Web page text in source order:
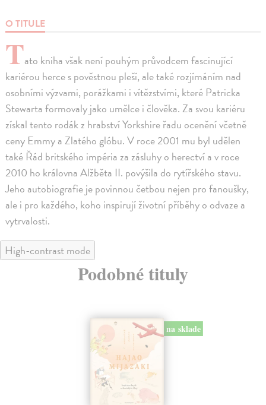
O TITULE
Tato kniha však není pouhým průvodcem fascinující
kariérou herce s pověstnou pleší, ale také rozjímáním nad
osobními výzvami, porážkami i vítězstvími, které Patricka
Stewarta formovaly jako umělce i člověka. Za svou kariéru
získal tento rodák z hrabství Yorkshire řadu ocenění včetně
ceny Emmy a Zlatého glóbu. V roce 2001 mu byl udělen
také Řád britského impéria za zásluhy o herectví a v roce
2010 ho královna Alžběta II. povýšila do rytířského stavu.
Jeho autobiografie je povinnou četbou nejen pro fanoušky,
ale i pro každého, koho inspirují životní příběhy o odvaze a
vytrvalosti.
High-contrast mode
Podobné tituly